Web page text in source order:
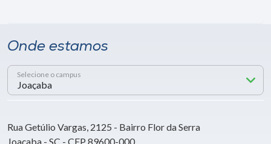
Onde estamos
Selecione o campus
Rua Getúlio Vargas, 2125 - Bairro Flor da Serra
Joaçaba - SC - CEP 89600-000